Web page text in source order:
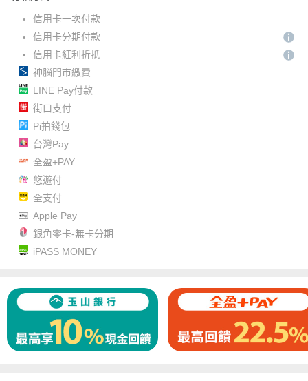
信用卡一次付款
信用卡分期付款
信用卡紅利折抵
神腦門市繳費
LINE Pay付款
街口支付
Pi拍錢包
台灣Pay
全盈+PAY
悠遊付
全支付
Apple Pay
銀角零卡-無卡分期
iPASS MONEY